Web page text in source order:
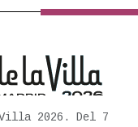
Villa 2026. Del 7